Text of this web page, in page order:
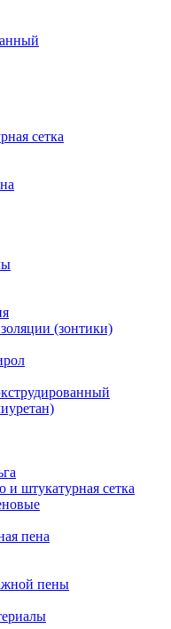
сетка
(зонтики)
и штукатурная сетка
пена
пены